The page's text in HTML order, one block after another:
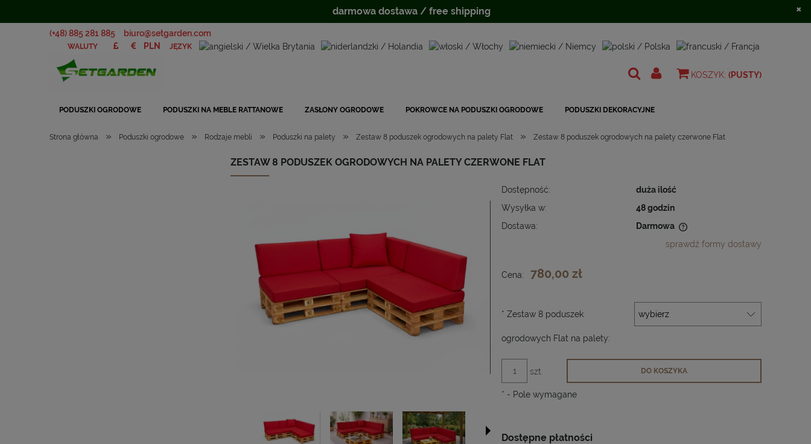
(+48) 885 281 885 biuro@setgarden.com
JĘZYK
WALUTY
KOSZYK: (PUSTY)
PODUSZKI OGRODOWE PODUSZKI NA MEBLE RATTANOWE ZASŁONY OGRODOWE POKROWCE NA PODUSZKI OGRODOWE PODUSZKI DEKORACYJNE
Strona główna » Poduszki ogrodowe » Rodzaje mebli » Poduszki na palety » Zestaw 8 poduszek ogrodowych na palety Flat » Zestaw 8 poduszek ogrodowych na palety czerwone Flat
ZESTAW 8 PODUSZEK OGRODOWYCH NA PALETY CZERWONE FLAT
Dostępność:
duża ilość
Wysyłka w:
48 godzin
Dostawa:
Darmowa
płatności
sprawdź formy dostawy
Dostępne płatności
Cena: 780,00 zł
* Zestaw 8 poduszek
ogrodowych Flat na palety:
szt. DO KOSZYKA
* - Pole wymagane
darmowa dostawa / free shipping ×